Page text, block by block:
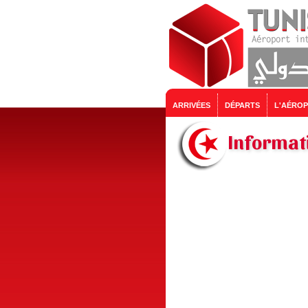
ARRIVÉES DÉPARTS